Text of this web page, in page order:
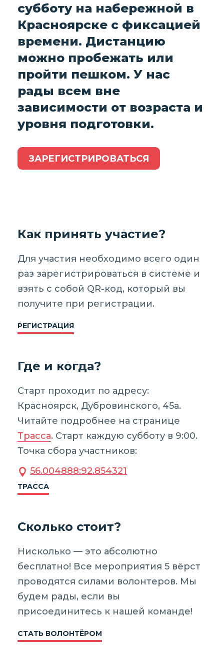
субботу на набережной в
Красноярске с фиксацией
времени. Дистанцию
можно пробежать или
пройти пешком. У нас
рады всем вне
зависимости от возраста и
уровня подготовки.
ЗАРЕГИСТРИРОВАТЬСЯ
Как принять участие?
Для участия необходимо всего один
раз зарегистрироваться в системе и
взять с собой QR-код, который вы
получите при регистрации.
РЕГИСТРАЦИЯ
Где и когда?
Старт проходит по адресу:
Красноярск, Дубровинского, 45а.
Читайте подробнее на странице
Трасса. Старт каждую субботу в 9:00.
Точка сбора участников:
56.004888:92.854321
ТРАССА
Сколько стоит?
Нисколько — это абсолютно
бесплатно! Все мероприятия 5 вёрст
проводятся силами волонтеров. Мы
будем рады, если вы
присоединитесь к нашей команде!
СТАТЬ ВОЛОНТЁРОМ